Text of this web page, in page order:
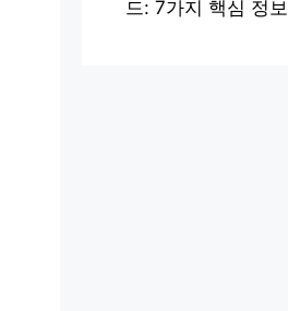
드: 7가지 핵심 정보